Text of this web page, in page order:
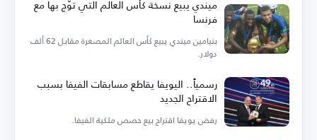
ميندي يبيع نسخة كأس العالم التي توّج بها مع
فرنسا
بنيامين ميندي يبيع كأس العالم المصغرة مقابل 62 ألف
دولار.
رسمياً.. اليويفا يقاطع مسابقات الفيفا بسبب
الاقتراح الجديد
رفض يويفا اقتراح بيع حصص ملكية الفيفا.